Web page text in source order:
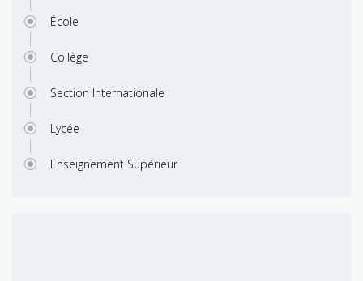
École
Collège
Section Internationale
Lycée
Enseignement Supérieur